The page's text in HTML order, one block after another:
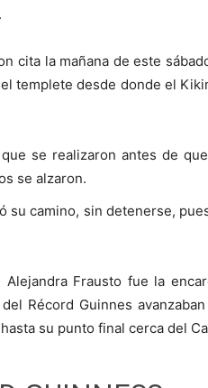
cita la mañana de este
templete desde donde el
se realizaron antes de
se alzaron.
su camino, sin detenerse,
Alejandra Frausto fue la
Récord Guinnes
su punto final cerca del